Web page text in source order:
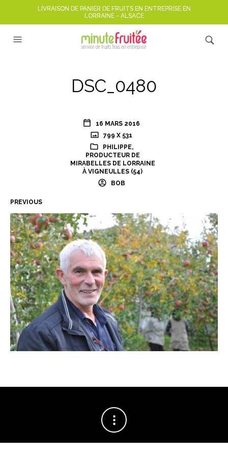
LIVRAISON DE PANIER DE FRUITS EN ENTREPRISE EN
LORRAINE - ALSACE
DSC_0480
16 MARS 2016
799 X 531
PHILIPPE,
PRODUCTEUR DE
MIRABELLES DE LORRAINE
À VIGNEULLES (54)
BOB
PREVIOUS